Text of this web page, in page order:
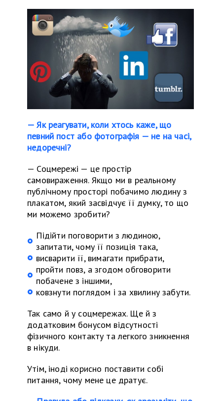
— Як реагувати, коли хтось каже, що
певний пост або фотографія — не на часі,
недоречні?
— Соцмережі — це простір
самовираження. Якщо ми в реальному
публічному просторі побачимо людину з
плакатом, який засвідчує її думку, то що
ми можемо зробити?
Підійти поговорити з людиною,
запитати, чому її позиція така,
висварити її, вимагати прибрати,
пройти повз, а згодом обговорити
побачене з іншими,
ковзнути поглядом і за хвилину забути.
Так само й у соцмережах. Ще й з
додатковим бонусом відсутності
фізичного контакту талегкого зникнення
в нікуди.
Утім, іноді корисно поставити собі
питання, чому мене це дратує.